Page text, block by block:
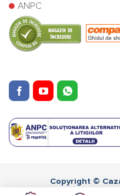
ANPC
Copyright ©